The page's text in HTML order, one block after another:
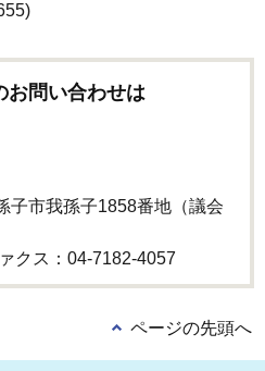
お問い合わせは
市我孫子1858番地（議会
クス：04-7182-4057
ページの先頭へ